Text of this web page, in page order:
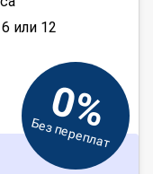
или 12
0%
Без переплат